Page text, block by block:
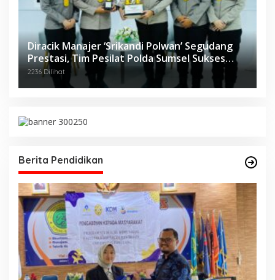
Diracik Manajer ‘Srikandi Polwan’ Segudang
Prestasi, Tim Pesilat Polda Sumsel Sukses
Diajang Kejurnas Menpora Cup II 2024
2236 Dilihat
Berita Pendidikan